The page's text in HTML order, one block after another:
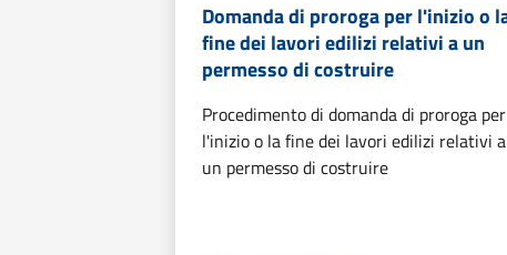
Domanda di proroga per l'inizio o
fine dei lavori edilizi relativi a un
permesso di costruire
Procedimento di domanda di proroga per
l'inizio o la fine dei lavori edilizi relativi a
un permesso di costruire